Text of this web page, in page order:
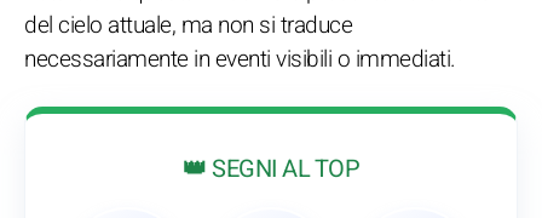
del cielo attuale, ma non si traduce
necessariamente in eventi visibili o immediati.
👑 SEGNI AL TOP